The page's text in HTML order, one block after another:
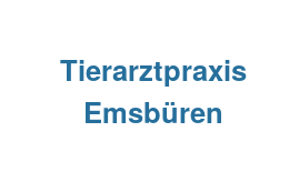
Tierarztpraxis
Emsbüren